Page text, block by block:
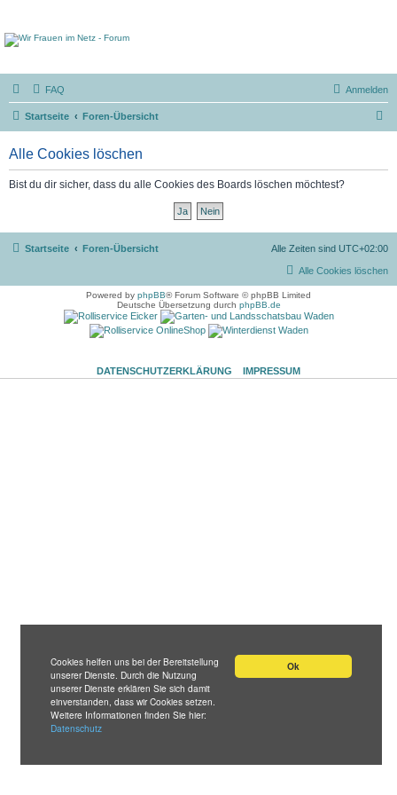
Ok
Cookies helfen uns bei der Bereitstellung
unserer Dienste. Durch die Nutzung
unserer Dienste erklären Sie sich damit
einverstanden, dass wir Cookies setzen.
Weitere Informationen finden Sie hier:
Datenschutz
FAQ Anmelden
Startseite Foren-Übersicht
Alle Cookies löschen
Bist du dir sicher, dass du alle Cookies des Boards löschen möchtest?
Startseite Foren-Übersicht Alle Zeiten sind UTC+02:00
Alle Cookies löschen
Powered by phpBB® Forum Software © phpBB Limited
Deutsche Übersetzung durch phpBB.de
DATENSCHUTZERKLÄRUNG IMPRESSUM